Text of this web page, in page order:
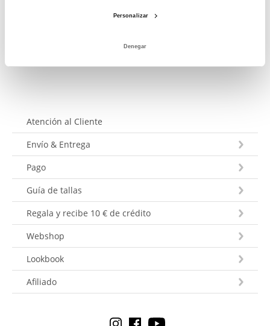
Personalizar
Denegar
laborables. Tel: +31 73 303 41 75 (lun–vie, 09:00–12:00).
Enviar un mensaje
Atención al Cliente
Envío & Entrega
Pago
Guía de tallas
Regala y recibe 10 € de crédito
Webshop
Lookbook
Afiliado